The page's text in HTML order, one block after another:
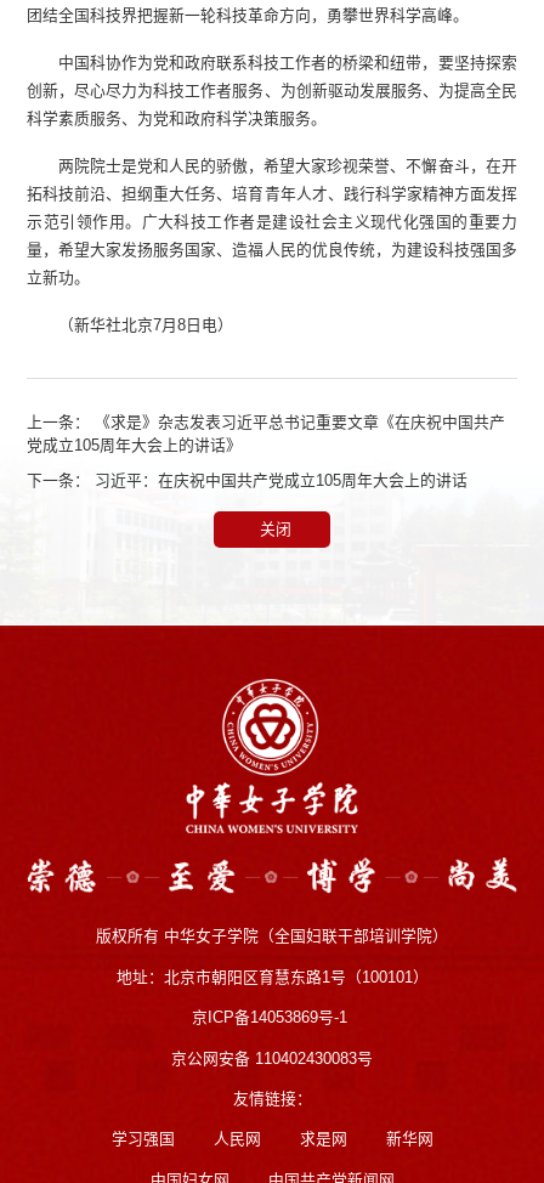
团结全国科技界把握新一轮科技革命方向，勇攀世界科学高峰。
中国科协作为党和政府联系科技工作者的桥梁和纽带，要坚持探索
创新，尽心尽力为科技工作者服务、为创新驱动发展服务、为提高全民
科学素质服务、为党和政府科学决策服务。
两院院士是党和人民的骄傲，希望大家珍视荣誉、不懈奋斗，在开
拓科技前沿、担纲重大任务、培育青年人才、践行科学家精神方面发挥
示范引领作用。广大科技工作者是建设社会主义现代化强国的重要力
量，希望大家发扬服务国家、造福人民的优良传统，为建设科技强国多
立新功。
（新华社北京7月8日电）
上一条：
《求是》杂志发表习近平总书记重要文章《在庆祝中国共产
党成立105周年大会上的讲话》
下一条： 习近平：在庆祝中国共产党成立105周年大会上的讲话
关闭
版权所有 中华女子学院（全国妇联干部培训学院）
地址：北京市朝阳区育慧东路1号（100101）
京ICP备14053869号-1
京公网安备 110402430083号
友情链接：
学习强国 人民网 求是网 新华网